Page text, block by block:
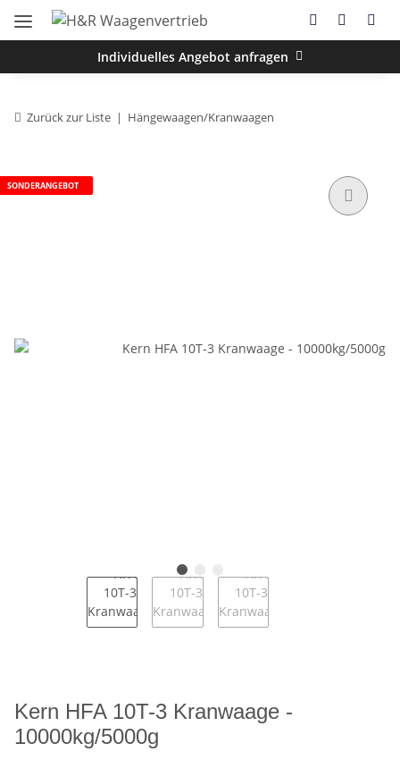
Individuelles Angebot anfragen
Zurück zur Liste Hängewaagen/Kranwaagen
SONDERANGEBOT
Kern HFA 10T-3 Kranwaage -
10000kg/5000g